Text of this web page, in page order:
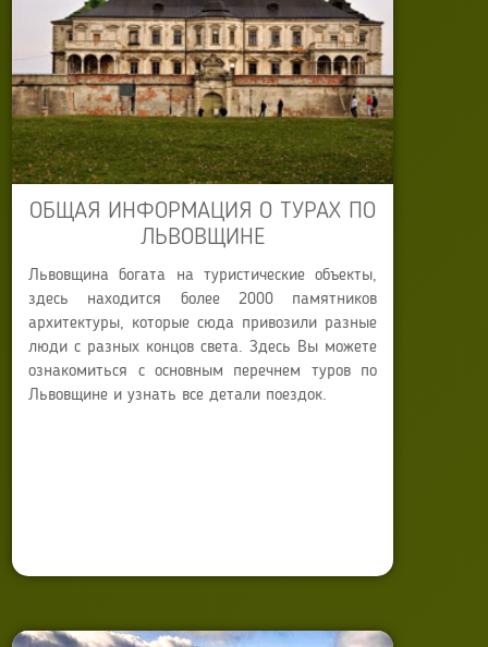
ОБЩАЯ ИНФОРМАЦИЯ О ТУРАХ ПО
ЛЬВОВЩИНЕ
Львовщина богата на туристические объекты,
здесь находится более 2000 памятников
архитектуры, которые сюда привозили разные
люди с разных концов света. Здесь Вы можете
ознакомиться с основным перечнем туров по
Львовщине и узнать все детали поездок.